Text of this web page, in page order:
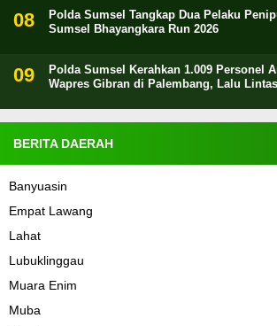
Polda Sumsel Tangkap Dua Pelaku
Sumsel Bhayangkara Run 2026
Polda Sumsel Kerahkan 1.009 Personel
Wapres Gibran di Palembang, Lalu
BERITA DAERAH
Banyuasin
Empat Lawang
Lahat
Lubuklinggau
Muara Enim
Muba